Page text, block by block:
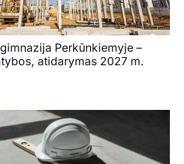
Perkūnkiemyje –
atidarymas 2027 m.